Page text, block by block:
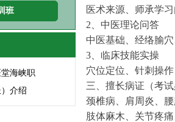
班
海峡职
介绍
医术来源、师承学
2、中医理论问答
中医基础、经络腧
3、临床技能实操
穴位定位、针刺操
三、擅长病证（考试
颈椎病、肩周炎、
肢体麻木、关节疼